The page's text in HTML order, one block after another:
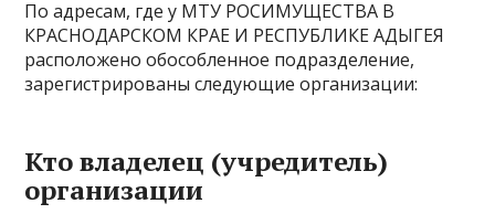
По адресам, где у МТУ РОСИМУЩЕСТВА В
КРАСНОДАРСКОМ КРАЕ И РЕСПУБЛИКЕ АДЫГЕЯ
расположено обособленное подразделение,
зарегистрированы следующие организации:
Кто владелец (учредитель)
организации